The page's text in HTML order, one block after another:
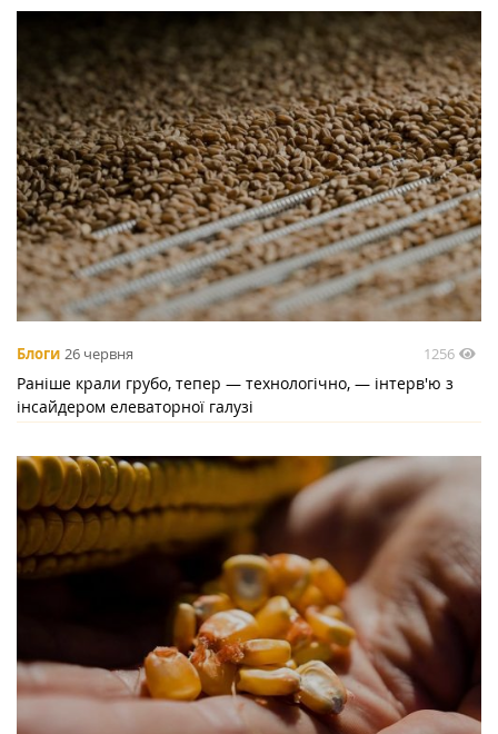
Блоги 26 червня 1256
Раніше крали грубо, тепер — технологічно, — інтерв'ю з
інсайдером елеваторної галузі